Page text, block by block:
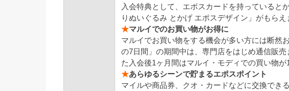
入会特典として、エポスカードを持っていると
りぬいぐるみ とかげ エポスデザイン」がもらえ
★マルイでのお買い物がお得に
マルイでお買い物をする機会が多い方には断然
の7日間」の期間中は、専門店をはじめ通信販
た入会後1ヶ月間はマルイ・モディでの買い物が
★あらゆるシーンで貯まるエポスポイント
マイルや商品券、クオ・カードなどに交換でき